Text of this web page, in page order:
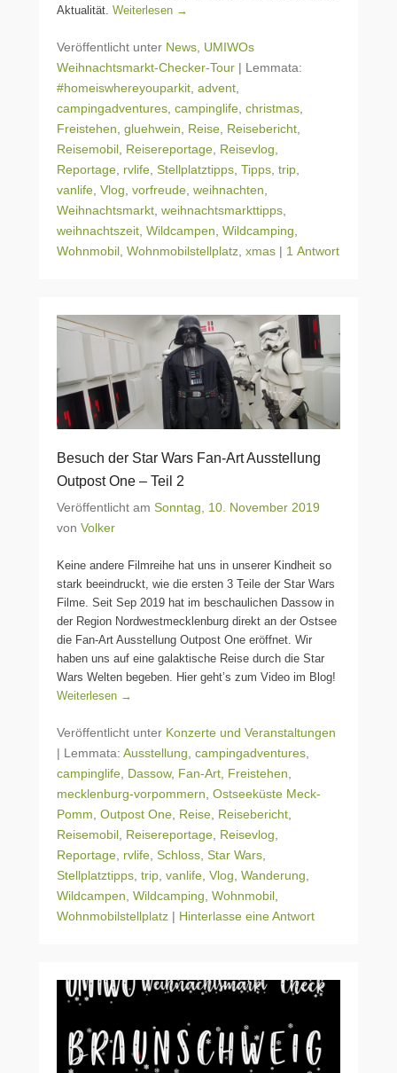
Aktualität. Weiterlesen →
Veröffentlicht unter News UMIWOs
Weihnachtsmarkt-Checker-Tour | Lemmata:
#homeiswhereyouparkit advent
campingadventures campinglife christmas
Freistehen gluehwein Reise Reisebericht
Reisemobil Reisereportage Reisevlog
Reportage rvlife Stellplatztipps Tipps trip
vanlife Vlog vorfreude weihnachten
Weihnachtsmarkt weihnachtsmarkttipps
weihnachtszeit Wildcampen Wildcamping
Wohnmobil Wohnmobilstellplatz xmas | 1 Antwort
Besuch der Star Wars Fan-Art Ausstellung
Outpost One – Teil 2
Veröffentlicht am Sonntag, 10. November 2019
von Volker
Keine andere Filmreihe hat uns in unserer Kindheit so
stark beeindruckt, wie die ersten 3 Teile der Star Wars
Filme. Seit Sep 2019 hat im beschaulichen Dassow in
der Region Nordwestmecklenburg direkt an der Ostsee
die Fan-Art Ausstellung Outpost One eröffnet. Wir
haben uns auf eine galaktische Reise durch die Star
Wars Welten begeben. Hier geht’s zum Video im Blog!
Weiterlesen →
Veröffentlicht unter Konzerte und Veranstaltungen
| Lemmata: Ausstellung, campingadventures,
campinglife, Dassow, Fan-Art, Freistehen,
mecklenburg-vorpommern, Ostseeküste Meck-
Pomm, Outpost One, Reise, Reisebericht,
Reisemobil, Reisereportage, Reisevlog,
Reportage, rvlife, Schloss, Star Wars,
Stellplatztipps, trip, vanlife, Vlog, Wanderung,
Wildcampen, Wildcamping, Wohnmobil,
Wohnmobilstellplatz | Hinterlasse eine Antwort